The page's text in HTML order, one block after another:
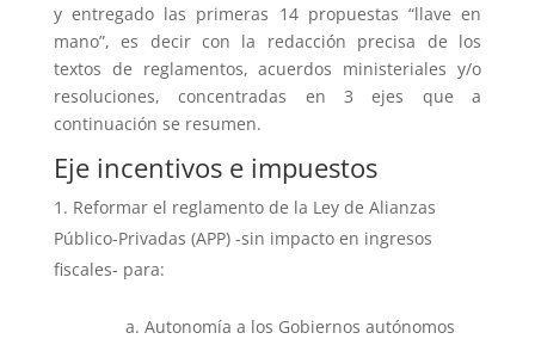
y entregado las primeras 14 propuestas “llave en
mano”, es decir con la redacción precisa de los
textos de reglamentos, acuerdos ministeriales y/o
resoluciones, concentradas en 3 ejes que a
continuación se resumen.
Eje incentivos e impuestos
Reformar el reglamento de la Ley de Alianzas
Público-Privadas (APP) -sin impacto en ingresos
fiscales- para:
a. Autonomía a los Gobiernos autónomos